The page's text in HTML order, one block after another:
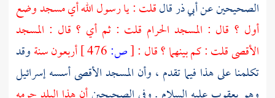
الصحيحين عنأبي ذرقالقلت : يا رسول الله أي مسجد وضع
أول ؟ قال : المسجد الحرام قلت : ثم أي ؟ قال : المسجد
الأقصىقلت : كم بينهما ؟ قال :[ص: أربعون سنةوقد
تكلمنا على هذا فيما تقدم ، وأن المسجد الأقصىأسسهإسرائيل